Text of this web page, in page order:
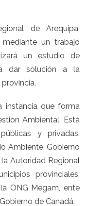
de Arequipa,
un trabajo
un estudio de
dar solución a la
instancia que forma
Ambiental. Está
y privadas,
Ambiente, Gobierno
Autoridad Regional
provinciales,
ONG Megam, ente
de Canadá.